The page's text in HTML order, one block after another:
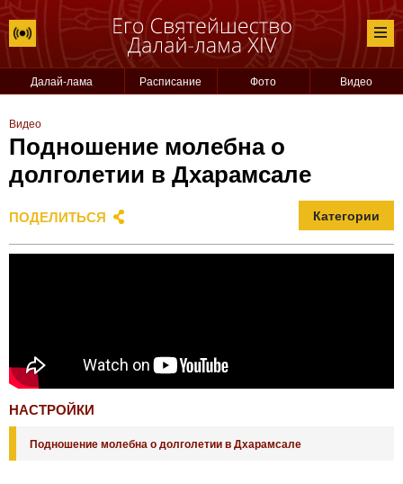
Далай-лама Расписание Фото Видео
Видео
Подношение молебна о
долголетии в Дхарамсале
ПОДЕЛИТЬСЯ Категории
НАСТРОЙКИ
Подношение молебна о долголетии в Дхарамсале